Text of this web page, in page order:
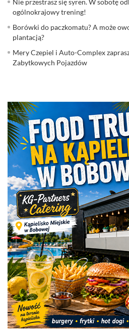
Nie przestrasz się syren. W sobotę
ogólnokrajowy trening!
Borówki do paczkomatu? A może
plantacją?
Mery Czepiel i Auto-Complex
Zabytkowych Pojazdów